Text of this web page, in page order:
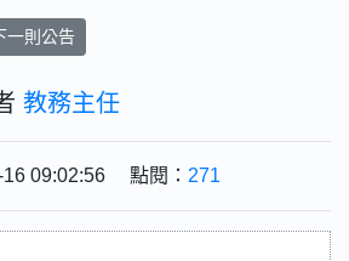
一則公告
教務主任
16 09:02:56 點閱： 271